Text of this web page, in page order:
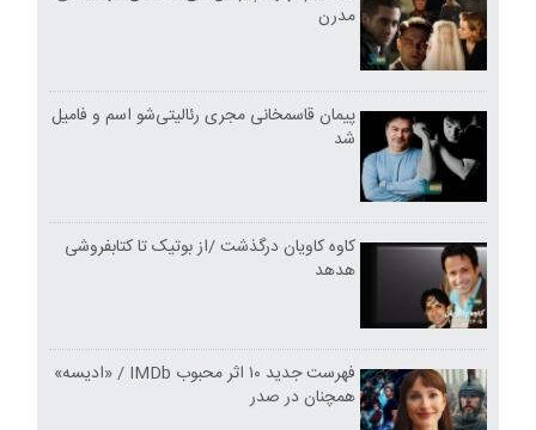
مدرن
پیمان قاسمخانی مجری رئالیتی‌شو اسم و فامیل
شد
کاوه کاویان درگذشت /از بوتیک تا کتابفروشی
هدهد
فهرست جدید ۱۰ اثر محبوب IMDb / «ادیسه»
همچنان در صدر